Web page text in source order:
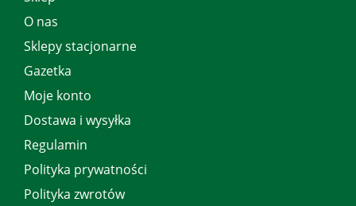
O nas
Sklepy stacjonarne
Gazetka
Moje konto
Dostawa i wysyłka
Regulamin
Polityka prywatności
Polityka zwrotów